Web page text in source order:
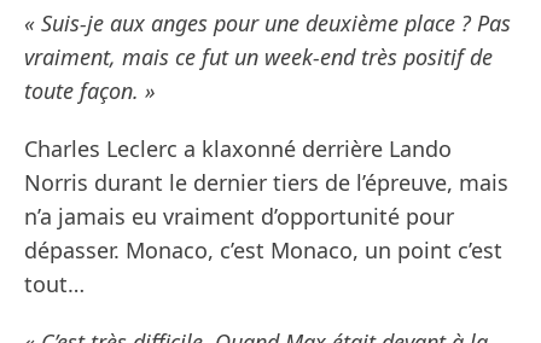
« Suis-je aux anges pour une deuxième place ? Pas
vraiment, mais ce fut un week-end très positif de
toute façon. »
Charles Leclerc a klaxonné derrière Lando
Norris durant le dernier tiers de l’épreuve, mais
n’a jamais eu vraiment d’opportunité pour
dépasser. Monaco, c’est Monaco, un point c’est
tout…